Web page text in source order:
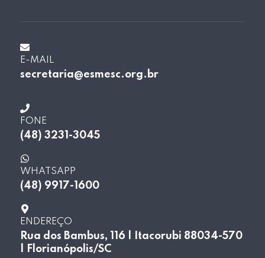
E-MAIL
secretaria@esmesc.org.br
FONE
(48) 3231-3045
WHATSAPP
(48) 9917-1600
ENDEREÇO
Rua dos Bambus, 116 | Itacorubi 88034-570
| Florianópolis/SC